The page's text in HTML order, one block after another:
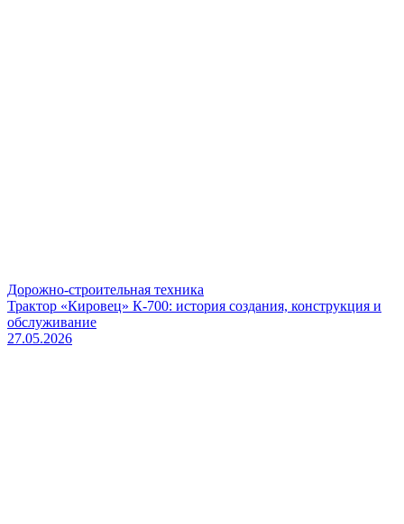
Дорожно-строительная техника
Трактор «Кировец» К-700: история создания, конструкция и
обслуживание
27.05.2026